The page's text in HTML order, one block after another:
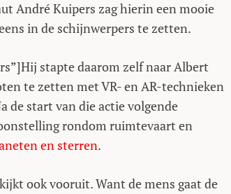
André Kuipers zag hierin een mooie
in de schijnwerpers te zetten.
Hij stapte daarom zelf naar Albert
te zetten met VR- en AR-technieken
de start van die actie volgende
rondom ruimtevaart en
en sterren.
ook vooruit. Want de mens gaat de